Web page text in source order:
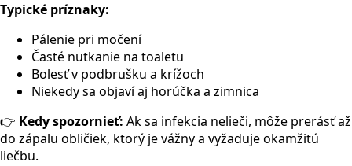
Typické príznaky:
Pálenie pri močení
Časté nutkanie na toaletu
Bolesť v podbrušku a krížoch
Niekedy sa objaví aj horúčka a zimnica
👉 Kedy spozornieť: Ak sa infekcia nelieči, môže prerásť až
do zápalu obličiek, ktorý je vážny a vyžaduje okamžitú
liečbu.